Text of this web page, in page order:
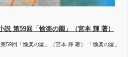
説 第59回「愉楽の園」（宮本 輝 著）
59回「愉楽の園」（宮本 輝 著） 「愉楽の園」